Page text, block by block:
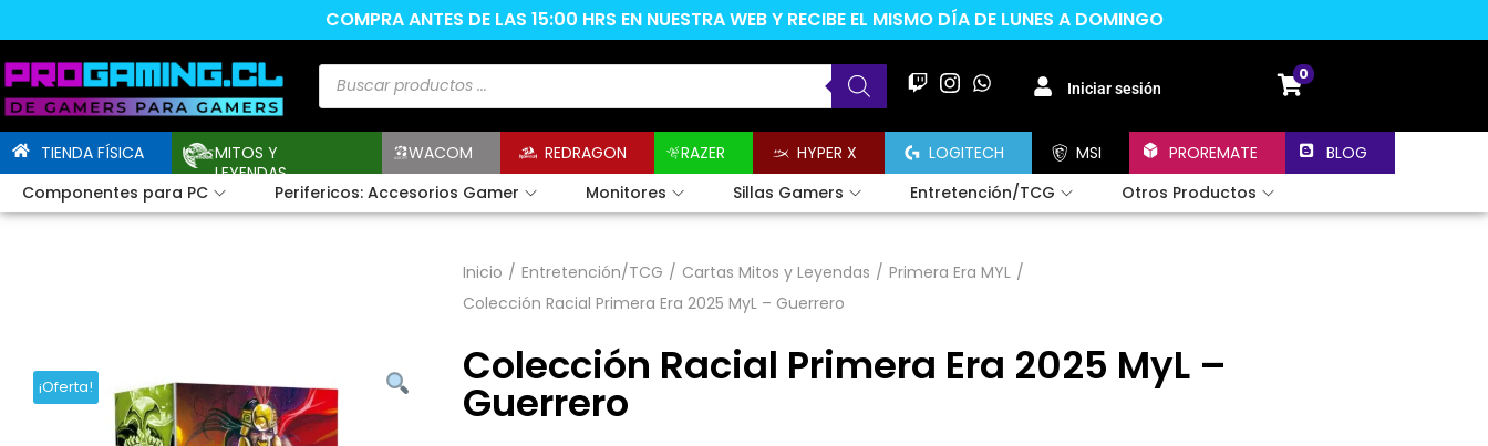
COMPRA ANTES DE LAS 15:00 HRS EN NUESTRA WEB Y RECIBE EL MISMO DÍA DE LUNES A DOMINGO
Iniciar sesión
0
TIENDA FÍSICA
MITOS Y
LEYENDAS
WACOM REDRAGON RAZER HYPER X LOGITECH MSI PROREMATE
BLOG
Componentes para PC
Perifericos: Accesorios Gamer Monitores Sillas Gamers Entretención/TCG Otros Productos
¡Oferta!
Inicio / Entretención/TCG / Cartas Mitos y Leyendas / Primera Era MYL /
Colección Racial Primera Era 2025 MyL – Guerrero
Colección Racial Primera Era 2025 MyL –
Guerrero